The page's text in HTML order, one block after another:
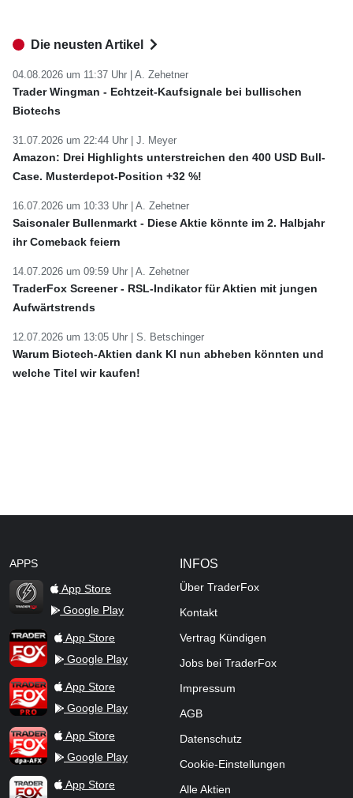
Die neusten Artikel
04.08.2026 um 11:37 Uhr | A. Zehetner
Trader Wingman - Echtzeit-Kaufsignale bei bullischen
Biotechs
31.07.2026 um 22:44 Uhr | J. Meyer
Amazon: Drei Highlights unterstreichen den 400 USD Bull-
Case. Musterdepot-Position +32 %!
16.07.2026 um 10:33 Uhr | A. Zehetner
Saisonaler Bullenmarkt - Diese Aktie könnte im 2. Halbjahr
ihr Comeback feiern
14.07.2026 um 09:59 Uhr | A. Zehetner
TraderFox Screener - RSL-Indikator für Aktien mit jungen
Aufwärtstrends
12.07.2026 um 13:05 Uhr | S. Betschinger
Warum Biotech-Aktien dank KI nun abheben könnten und
welche Titel wir kaufen!
APPS
TraderFox Flash
App Store
Google Play
TraderFox AppApp Store
Google Play
TraderFox ProApp Store
Google Play
TraderFox dpa-AFX ProFeed
App Store
Google Play
TraderFox Live Trading
App Store
INFOS
Über TraderFox
Kontakt
Vertrag Kündigen
Jobs bei TraderFox
Impressum
AGB
Datenschutz
Cookie-Einstellungen
Alle Aktien